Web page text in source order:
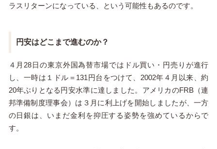
ラスリターンになっている、という可能性もあるのです。
円安はどこまで進むのか？
４ 月28 日の東京外国為替市場ではドル買い・円売りが進行
し、一時は１ドル＝ 131円台をつけて、 2002年４月以来、約
20年ぶりとなる円安水準に達しました。アメリカのFRB（連
邦準備制度理事会）は３月に利上げを開始しましたが、一方
の日銀は、いまだ金利を抑圧する姿勢を強めているからで
す。